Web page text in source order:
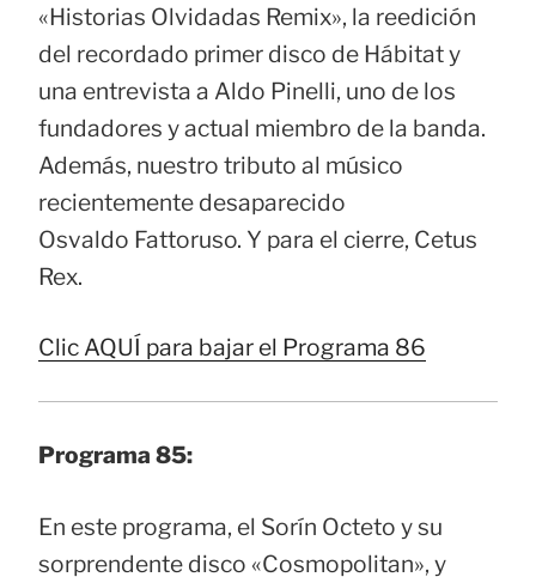
«Historias Olvidadas Remix», la reedición
del recordado primer disco de Hábitat y
una entrevista a Aldo Pinelli, uno de los
fundadores y actual miembro de la banda.
Además, nuestro tributo al músico
recientemente desaparecido
Osvaldo Fattoruso. Y para el cierre, Cetus
Rex.
Clic AQUÍ para bajar el Programa 86
Programa 85:
En este programa, el Sorín Octeto y su
sorprendente disco «Cosmopolitan», y